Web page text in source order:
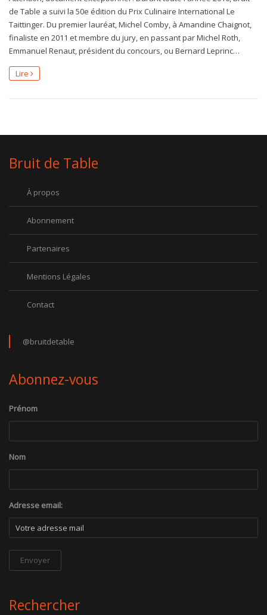
de Table a suivi la 50e édition du Prix Culinaire International Le
Taittinger. Du premier lauréat, Michel Comby, à Amandine Chaignot,
finaliste en 2011 et membre du jury, en passant par Michel Roth,
Emmanuel Renaut, président du concours, ou Bernard Leprinc…
Lire
Bruit de Table
À propos
Abonnement
Partenaires
Mentions Légales
Contact
@bruitdetable
Abonnez-vous
Prénom
Nom
Adresse email:
Rechercher